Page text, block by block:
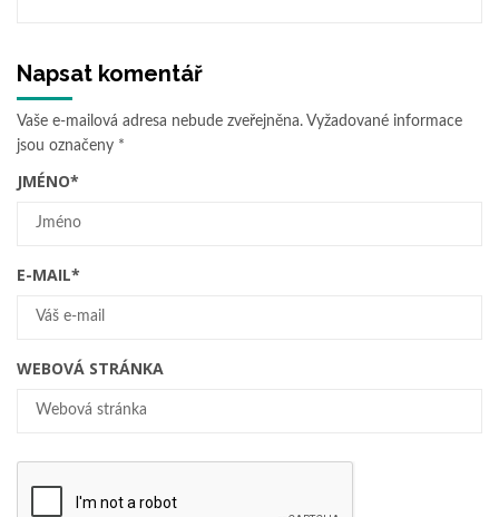
Napsat komentář
Vaše e-mailová adresa nebude zveřejněna. Vyžadované informace
jsou označeny *
JMÉNO*
E-MAIL*
WEBOVÁ STRÁNKA